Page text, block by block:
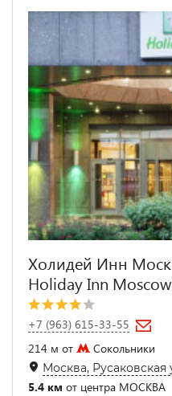
Холидей Инн
Holiday Inn
+7 (963) 615-33-55
214 м от
Сокольники
Москва, Русаковская
5.4 км от центра МОСКВА